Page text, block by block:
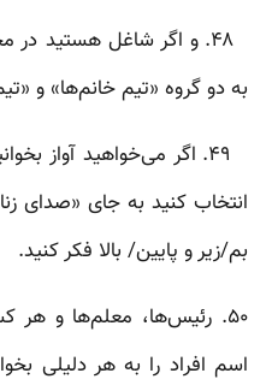
۴۸. و اگر شاغل هستید در
به دو گروه‌ «تیم خانم‌ها» و
۴۹. اگر می‌خواهید آواز
انتخاب کنید به جای «صدای
بم/زیر و پایین/ بالا فکر کنید.
۵۰. رئیس‌ها، معلم‌ها و
اسم افراد را به هر دلیلی